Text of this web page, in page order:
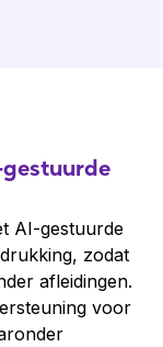
AI-gestuurde
zodat
afleidingen.
voor